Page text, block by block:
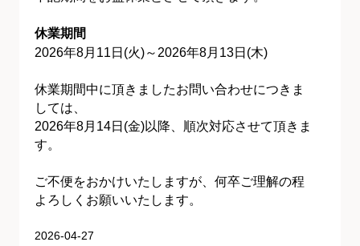
休業期間
2026年8月11日(火)～2026年8月13日(木)
休業期間中に頂きましたお問い合わせにつきま
しては、
2026年8月14日(金)以降、順次対応させて頂きま
す。
ご不便をおかけいたしますが、何卒ご理解の程
よろしくお願いいたします。
2026-04-27